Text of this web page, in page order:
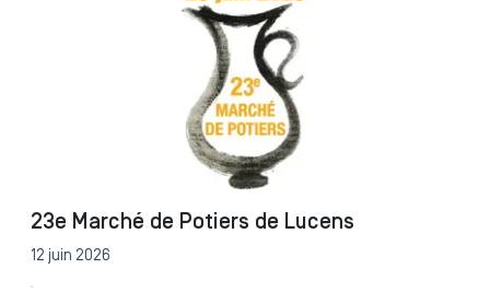
23e Marché de Potiers de Lucens
12 juin 2026